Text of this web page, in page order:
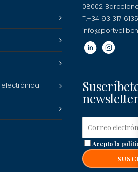
08002
T.+34 93 317 6135
Acepto la